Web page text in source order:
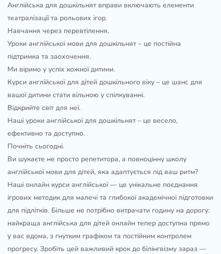
Англійська для дошкільнят вправи включають елементи
театралізації та рольових ігор.
Навчання через перевтілення.
Уроки англійської мови для дошкільнят – це постійна
підтримка та заохочення.
Ми віримо у успіх кожної дитини.
Курси англійської для дітей дошкільного віку – це шанс для
вашої дитини стати вільною у спілкуванні.
Відкрийте світ для неї.
Наші уроки англійської для дошкільнят – це весело,
ефективно та доступно.
Почніть сьогодні.
Ви шукаєте не просто репетитора, а повноцінну школу
англійської мови для дітей, яка адаптується під ваш ритм?
Наші онлайн курси англійської — це унікальне поєднання
ігрових методик для малечі та глибокої академічної підготовки
для підлітків. Більше не потрібно витрачати годину на дорогу:
найкраща англійська для дітей онлайн тепер доступна прямо
у вас вдома, з гнутким графіком та постійним контролем
прогресу. Зробіть цей важливий крок до білінгвізму зараз —